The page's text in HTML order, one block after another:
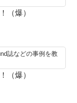
（爆）
誌などの事例を教
（爆）